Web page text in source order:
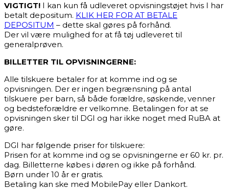
VIGTIGT! I kan kun få udleveret opvisningstøjet hvis I har
betalt depositum. KLIK HER FOR AT BETALE
DEPOSITUM – dette skal gøres på forhånd.
Der vil være mulighed for at få tøj udleveret til
generalprøven.
BILLETTER TIL OPVISNINGERNE:
Alle tilskuere betaler for at komme ind og se
opvisningen. Der er ingen begrænsning på antal
tilskuere per barn, så både forældre, søskende, venner
og bedsteforældre er velkomne. Betalingen for at se
opvisningen sker til DGI og har ikke noget med RuBA at
gøre.
DGI har følgende priser for tilskuere:
Prisen for at komme ind og se opvisningerne er 60 kr. pr.
dag. Billetterne købes i døren og ikke på forhånd.
Børn under 10 år er gratis.
Betaling kan ske med MobilePay eller Dankort.